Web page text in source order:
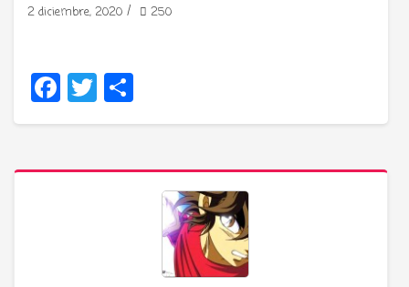
2 diciembre, 2020 / 250
Facebook
Twitter